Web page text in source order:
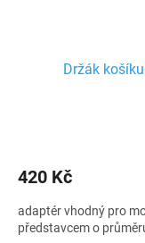
Držák
420 Kč
adaptér vhodný pro
představcem o